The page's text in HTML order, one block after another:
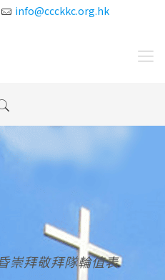
info@ccckkc.org.hk
崇拜敬拜隊輪值表